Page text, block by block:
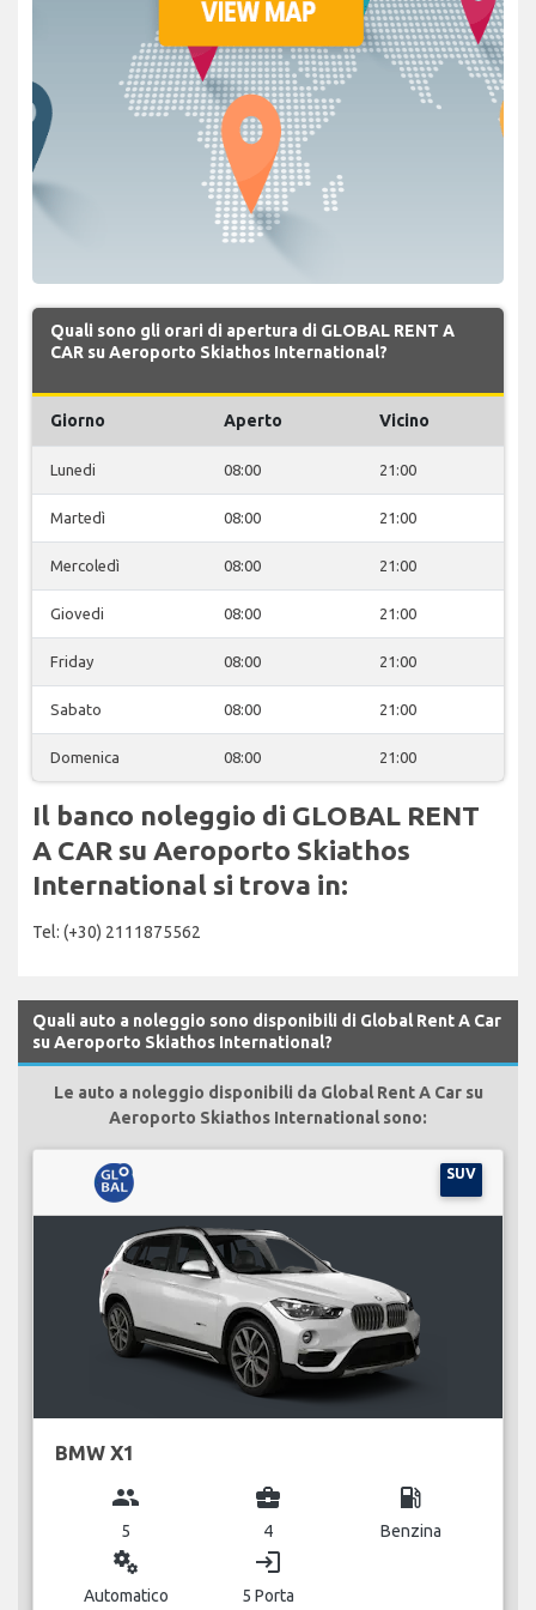
Quali sono gli orari di apertura di GLOBAL RENT A
CAR su Aeroporto Skiathos International?
Giorno Aperto Vicino
Lunedi 08:00 21:00
Martedì 08:00 21:00
Mercoledì 08:00 21:00
Giovedi 08:00 21:00
Friday 08:00 21:00
Sabato 08:00 21:00
Domenica 08:00 21:00
Il banco noleggio di GLOBAL RENT
A CAR su Aeroporto Skiathos
International si trova in:
Tel: (+30) 2111875562
Quali auto a noleggio sono disponibili di Global Rent A Car
su Aeroporto Skiathos International?
Le auto a noleggio disponibili da Global Rent A Car su
Aeroporto Skiathos International sono:
SUV
BMW X1
group
5
business_center
4
local_gas_station
Benzina
miscellaneous_services
Automatico
login
5 Porta